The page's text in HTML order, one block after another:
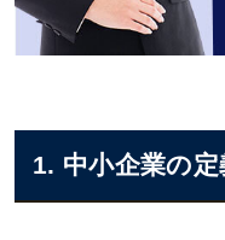
中小企業の会社売
中小企業のM&A・
中小企業のM&A・
中小企業のM&A・
中小企業の会社を
1. 中小企業の定